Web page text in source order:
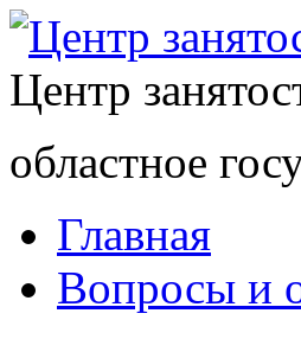
Центр
областное
Главная
Вопросы и